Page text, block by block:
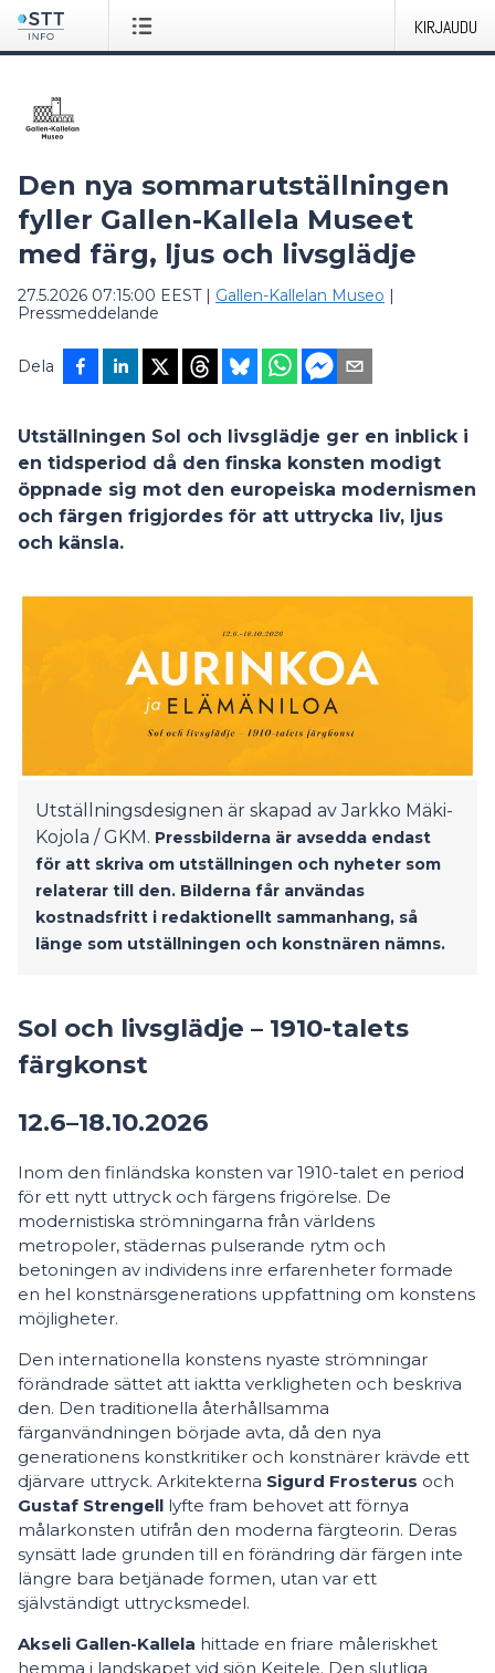
KIRJAUDU
Den nya sommarutställningen
fyller Gallen-Kallela Museet
med färg, ljus och livsglädje
27.5.2026 07:15:00 EEST| Gallen-Kallelan Museo |
Pressmeddelande
Dela
Utställningen Sol och livsglädje ger en inblick i
en tidsperiod då den finska konsten modigt
öppnade sig mot den europeiska modernismen
och färgen frigjordes för att uttrycka liv, ljus
och känsla.
Utställningsdesignen är skapad av Jarkko Mäki-
Kojola / GKM. Pressbilderna är avsedda endast
för att skriva om utställningen och nyheter som
relaterar till den. Bilderna får användas
kostnadsfritt i redaktionellt sammanhang, så
länge som utställningen och konstnären nämns.
Sol och livsglädje – 1910-talets
färgkonst
12.6–18.10.2026
Inom den finländska konsten var 1910-talet en period
för ett nytt uttryck och färgens frigörelse. De
modernistiska strömningarna från världens
metropoler, städernas pulserande rytm och
betoningen av individens inre erfarenheter formade
en hel konstnärsgenerations uppfattning om konstens
möjligheter.
Den internationella konstens nyaste strömningar
förändrade sättet att iaktta verkligheten och beskriva
den. Den traditionella återhållsamma
färganvändningen började avta, då den nya
generationens konstkritiker och konstnärer krävde ett
djärvare uttryck. Arkitekterna Sigurd Frosterus och
Gustaf Strengell lyfte fram behovet att förnya
målarkonsten utifrån den moderna färgteorin. Deras
synsätt lade grunden till en förändring där färgen inte
längre bara betjänade formen, utan var ett
självständigt uttrycksmedel.
Akseli Gallen-Kallela hittade en friare måleriskhet
hemma i landskapet vid sjön Keitele. Den slutliga